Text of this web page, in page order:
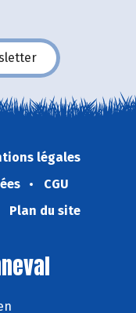
légales
CGU
Plan du site